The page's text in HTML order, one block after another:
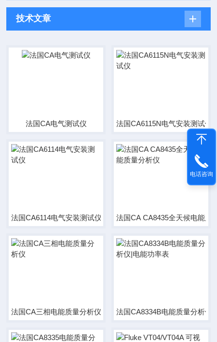
技术文章
法国CA电气测试仪 法国CA6115N电气安装测试仪
法国CA6114电气安装测试仪 法国CA CA8435全天候电能质
法国CA三相电能质量分析仪 法国CA8334B电能质量分析仪|
电话咨询